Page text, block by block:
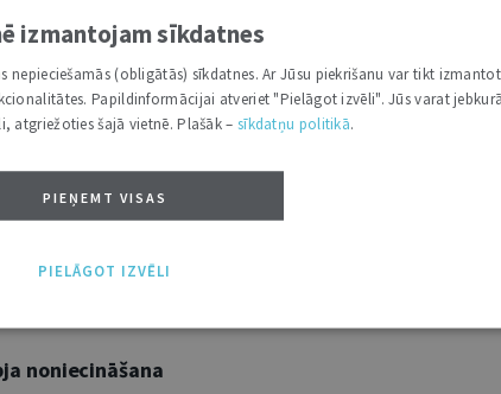
prezidents 31. maijā tos izsludināja. Krimināllikuma
noniecināšana
izmantojam sīkdatnes
(obligātās) sīkdatnes. Ar Jūsu piekrišanu var tikt
Papildinformācijai atveriet "Pielāgot izvēli". Jūs varat jebkurā
atgriežoties šajā vietnē. Plašāk – sīkdatņu politikā.
PIEŅEMT VISAS
PIELĀGOT IZVĒLI